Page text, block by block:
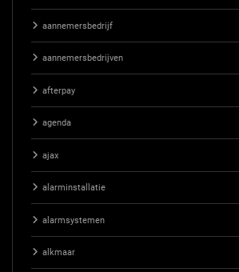
aannemersbedrijf
aannemersbedrijven
afterpay
agenda
ajax
alarminstallatie
alarmsystemen
alkmaar